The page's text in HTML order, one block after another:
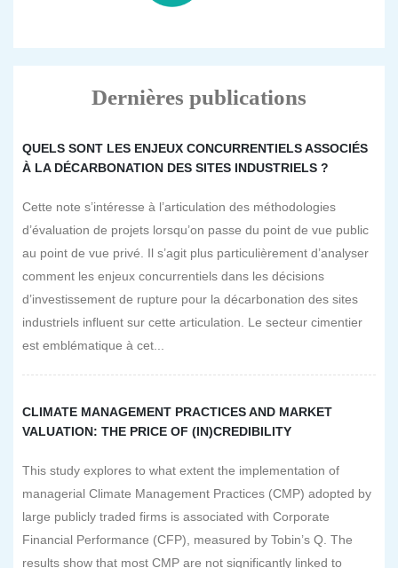
Dernières publications
QUELS SONT LES ENJEUX CONCURRENTIELS ASSOCIÉS
À LA DÉCARBONATION DES SITES INDUSTRIELS ?
Cette note s’intéresse à l’articulation des méthodologies
d’évaluation de projets lorsqu’on passe du point de vue public
au point de vue privé. Il s’agit plus particulièrement d’analyser
comment les enjeux concurrentiels dans les décisions
d’investissement de rupture pour la décarbonation des sites
industriels influent sur cette articulation. Le secteur cimentier
est emblématique à cet...
CLIMATE MANAGEMENT PRACTICES AND MARKET
VALUATION: THE PRICE OF (IN)CREDIBILITY
This study explores to what extent the implementation of
managerial Climate Management Practices (CMP) adopted by
large publicly traded firms is associated with Corporate
Financial Performance (CFP), measured by Tobin’s Q. The
results show that most CMP are not significantly linked to